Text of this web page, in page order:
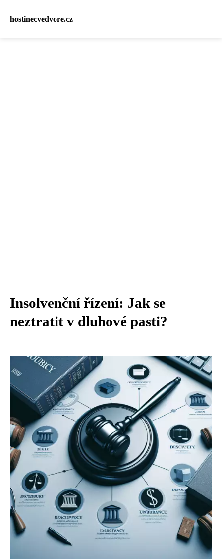
hostinecvedvore.cz
Insolvenční řízení: Jak se
neztratit v dluhové pasti?